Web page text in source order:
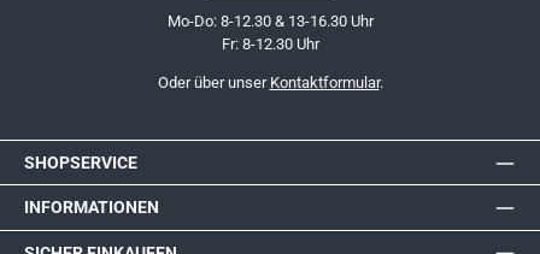
Mo-Do: 8-12.30 & 13-16.30 Uhr
Fr: 8-12.30 Uhr
Oder über unser Kontaktformular.
SHOPSERVICE
INFORMATIONEN